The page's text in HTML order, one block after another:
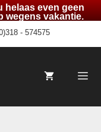
helaas even geen
wegens vakantie.
- 574575